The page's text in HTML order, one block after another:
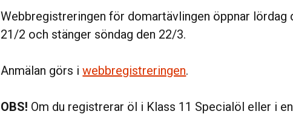
Webbregistreringen för domartävlingen öppnar lördag
21/2 och stänger söndag den 22/3.
Anmälan görs iwebbregistreringen.
OBS! Om du registrerar öl i Klass 11 Specialöl eller i